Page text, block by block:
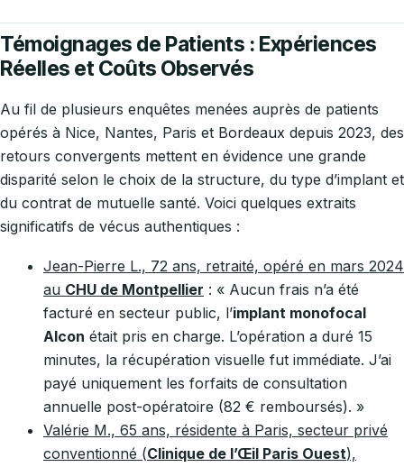
Témoignages de Patients : Expériences
Réelles et Coûts Observés
Au fil de plusieurs enquêtes menées auprès de patients
opérés à Nice, Nantes, Paris et Bordeaux depuis 2023, des
retours convergents mettent en évidence une grande
disparité selon le choix de la structure, du type d’implant et
du contrat de mutuelle santé. Voici quelques extraits
significatifs de vécus authentiques :
Jean-Pierre L., 72 ans, retraité, opéré en mars 2024
au CHU de Montpellier : « Aucun frais n’a été
facturé en secteur public, l’implant monofocal
Alcon était pris en charge. L’opération a duré 15
minutes, la récupération visuelle fut immédiate. J’ai
payé uniquement les forfaits de consultation
annuelle post-opératoire (82 € remboursés). »
Valérie M., 65 ans, résidente à Paris, secteur privé
conventionné (Clinique de l’Œil Paris Ouest),